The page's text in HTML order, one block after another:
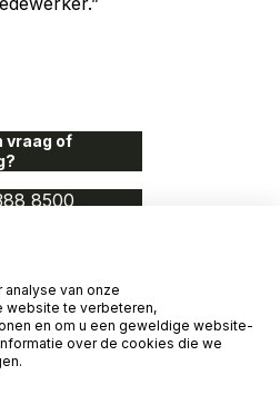
vraag of
8500
Denied. Een
Proud Nerds
Technobilty.
van onze
website te verbeteren,
en om u een geweldige website-
over de cookies die we